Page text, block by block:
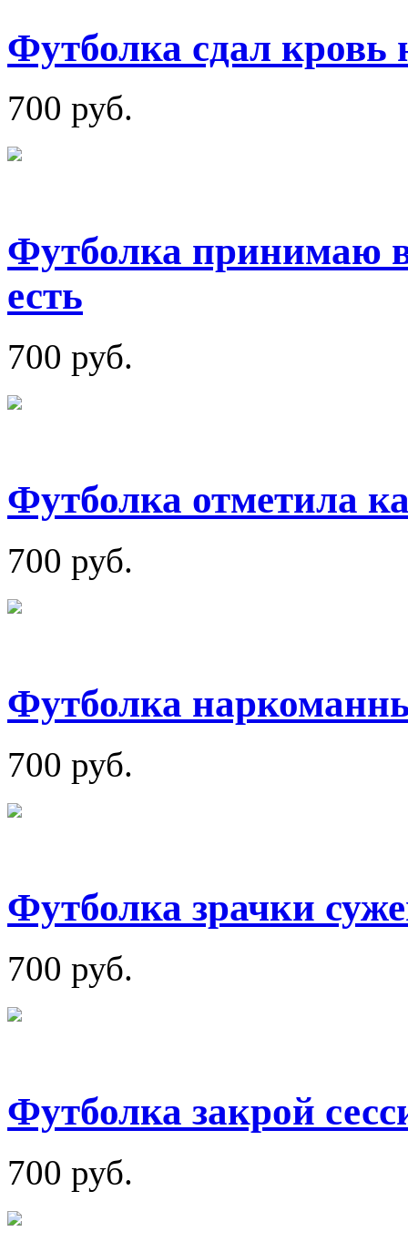
Футболка сдал кровь
700 руб.
Футболка принимаю
есть
700 руб.
Футболка отметила
700 руб.
Футболка
700 руб.
Футболка зрачки
700 руб.
Футболка закрой
700 руб.